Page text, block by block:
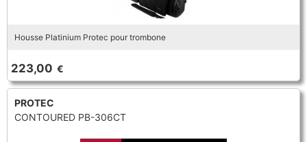
Housse Platinium Protec pour trombone
223,00 €
PROTEC
CONTOURED PB-306CT